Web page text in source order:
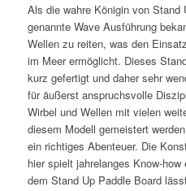
Als die wahre Königin von
genannte Wave Ausführung
Wellen zu reiten, was den
im Meer ermöglicht. Dieses
kurz gefertigt und daher sehr
für äußerst anspruchsvolle
Wirbel und Wellen mit vielen
diesem Modell gemeistert
ein richtiges Abenteuer. Die
hier spielt jahrelanges Know-
dem Stand Up Paddle Board